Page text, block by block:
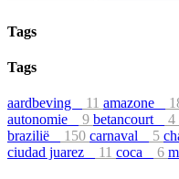
Tags
Tags
aardbeving 11 amazone
autonomie
9 betancourt 4
brazilië
150 carnaval 5
ciudad juarez
11 coca 6